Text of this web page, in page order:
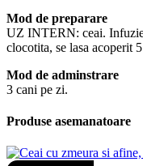
Mod de preparare
UZ INTERN: ceai.
clocotita, se lasa acoperit
Mod de adminstrare
3 cani pe zi.
Produse asemanatoare